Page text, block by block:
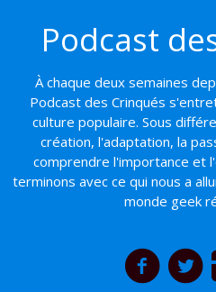
contenu
Podcast
À chaque deux semaines
Podcast des Crinqués
culture populaire. Sous
création, l'adaptation, la
comprendre l'importance et
terminons avec ce qui nous a
monde geek